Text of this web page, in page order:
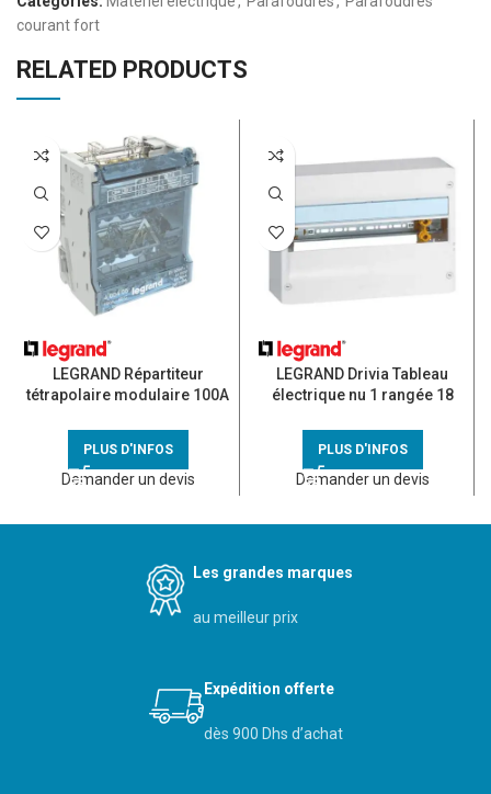
courant fort
RELATED PRODUCTS
LEGRAND Répartiteur
tétrapolaire modulaire 100A
PLUS D'INFOS
Demander un devis
LEGRAND Drivia Tableau
électrique nu 1 rangée 18
PLUS D'INFOS
Demander un devis
Les grandes marques
au meilleur prix
Expédition offerte
dès 900 Dhs d’achat